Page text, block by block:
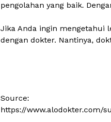
pengolahan yang baik.
Jika Anda ingin mengetahui
dengan dokter. Nantinya,
Source:
https://www.alodokter.com/